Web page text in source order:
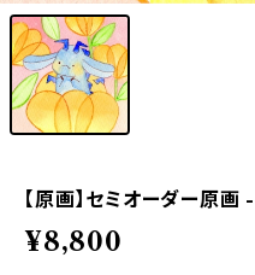
【原画】セミオーダー原画
¥8,800